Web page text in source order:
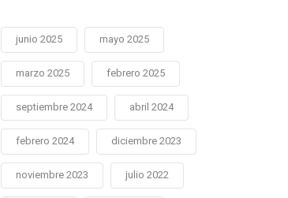
junio 2025 mayo 2025
marzo 2025 febrero 2025
septiembre 2024 abril 2024
febrero 2024 diciembre 2023
noviembre 2023 julio 2022